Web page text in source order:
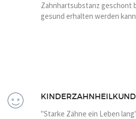
Zahnhartsubstanz geschont
gesund erhalten werden
"Starke Zähne ein Leben